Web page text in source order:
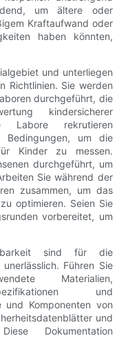
um ältere oder
Kraftaufwand oder
haben könnten,
und unterliegen
Richtlinien. Sie werden
durchgeführt, die
kindersicherer
Labore rekrutieren
Bedingungen, um die
Kinder zu messen.
durchgeführt, um
Sie während der
zusammen, um das
optimieren. Seien Sie
vorbereitet, um
sind für die
Führen Sie
Materialien,
und
und Komponenten von
und
Dokumentation